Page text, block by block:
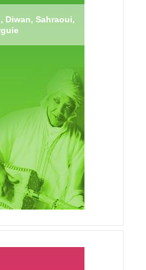
Diwan, Sahraoui,